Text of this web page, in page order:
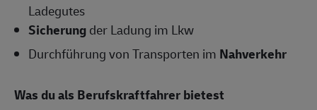
Ladegutes
Sicherungder Ladung im Lkw
Durchführung von Transporten im Nahverkehr
Was du als Berufskraftfahrer bietest